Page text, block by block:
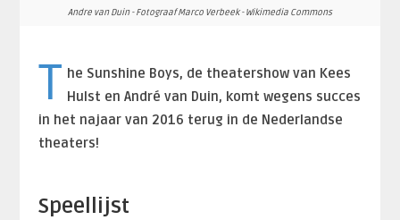
Andre van Duin - Fotograaf Marco Verbeek - Wikimedia Commons
T he Sunshine Boys, de theatershow van Kees
Hulst en André van Duin, komt wegens succes
in het najaar van 2016 terug in de Nederlandse
theaters!
Speellijst